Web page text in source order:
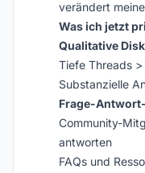
verändert
Was ich jetzt
Qualitative
Tiefe Threads
Substanzielle
Frage-
Community-
antworten
FAQs und